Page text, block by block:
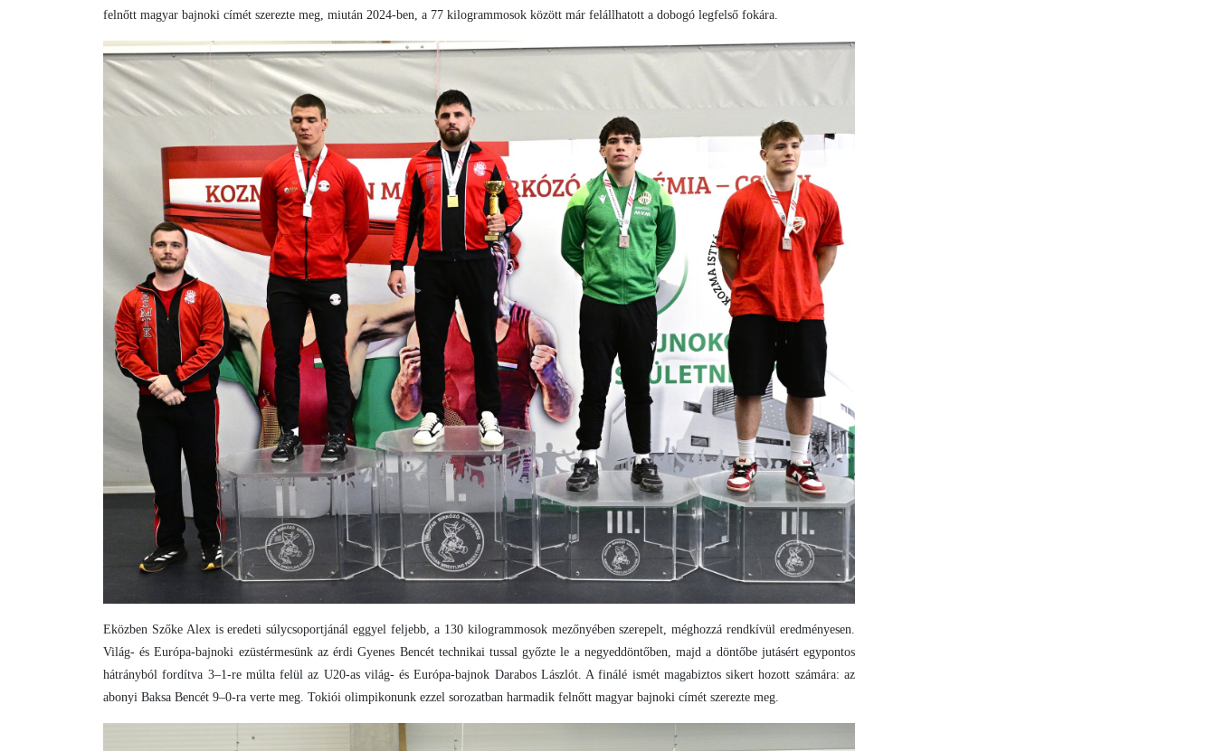
felnőtt magyar bajnoki címét szerezte meg, miután 2024-ben, a 77 kilogrammosok között már felállhatott a dobogó legfelső fokára.
Eközben Szőke Alex is eredeti súlycsoportjánál eggyel feljebb, a 130 kilogrammosok mezőnyében szerepelt, méghozzá rendkívül eredményesen.
Világ- és Európa-bajnoki ezüstérmesünk az érdi Gyenes Bencét technikai tussal győzte le a negyeddöntőben, majd a döntőbe jutásért egypontos
hátrányból fordítva 3–1-re múlta felül az U20-as világ- és Európa-bajnok Darabos Lászlót. A finálé ismét magabiztos sikert hozott számára: az
abonyi Baksa Bencét 9–0-ra verte meg. Tokiói olimpikonunk ezzel sorozatban harmadik felnőtt magyar bajnoki címét szerezte meg.